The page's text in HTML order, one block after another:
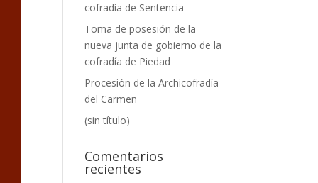
cofradía de Sentencia
Toma de posesión de la
nueva junta de gobierno de la
cofradía de Piedad
Procesión de la Archicofradía
del Carmen
(sin título)
Comentarios
recientes